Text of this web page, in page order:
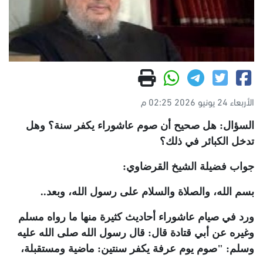
الأربعاء 24 يونيو 2026 02:25 م
السؤال: هل صحيح أن صوم عاشوراء يكفر سنة؟ وهل
تدخل الكبائر في ذلك؟
جواب فضيلة الشيخ القرضاوي:
بسم الله، والصلاة والسلام على رسول الله، وبعد..
ورد في صيام عاشوراء أحاديث كثيرة منها ما رواه مسلم
وغيره عن أبي قتادة قال: قال رسول الله صلى الله عليه
وسلم: "صوم يوم عرفة يكفر سنتين: ماضية ومستقبلة،